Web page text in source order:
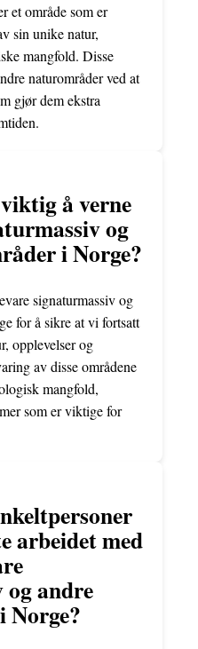
et område som er
sin unike natur,
mangfold. Disse
naturområder ved at
gjør dem ekstra
å verne
og
i Norge?
signaturmassiv og
for å sikre at vi fortsatt
opplevelser og
av disse områdene
mangfold,
som er viktige for
arbeidet med
andre